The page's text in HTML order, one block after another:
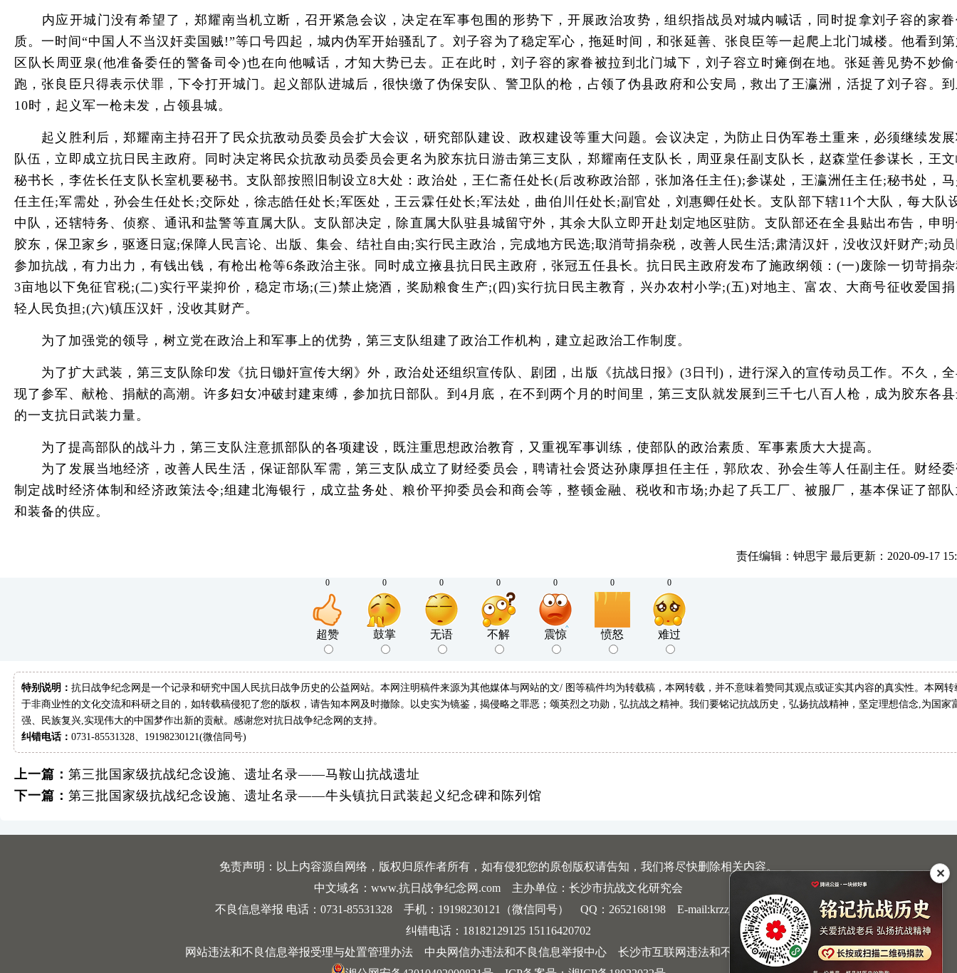
内应开城门没有希望了，郑耀南当机立断，召开紧急会议，决定在军事包围的形势下，开展政治攻势，组织指战员对城内喊话，同时捉拿刘子容的家
质。一时间“中国人不当汉奸卖国贼!”等口号四起，城内伪军开始骚乱了。刘子容为了稳定军心，拖延时间，和张延善、张良臣等一起爬上北门城楼。他看到
区队长周亚泉(他准备委任的警备司令)也在向他喊话，才知大势已去。正在此时，刘子容的家眷被拉到北门城下，刘子容立时瘫倒在地。张延善见势不妙
跑，张良臣只得表示伏罪，下令打开城门。起义部队进城后，很快缴了伪保安队、警卫队的枪，占领了伪县政府和公安局，救出了王瀛洲，活捉了刘子容。
10时，起义军一枪未发，占领县城。
起义胜利后，郑耀南主持召开了民众抗敌动员委员会扩大会议，研究部队建设、政权建设等重大问题。会议决定，为防止日伪军卷土重来，必须继续发
队伍，立即成立抗日民主政府。同时决定将民众抗敌动员委员会更名为胶东抗日游击第三支队，郑耀南任支队长，周亚泉任副支队长，赵森堂任参谋长，王
秘书长，李佐长任支队长室机要秘书。支队部按照旧制设立8大处：政治处，王仁斋任处长(后改称政治部，张加洛任主任);参谋处，王瀛洲任主任;秘书处，
任主任;军需处，孙会生任处长;交际处，徐志皓任处长;军医处，王云霖任处长;军法处，曲伯川任处长;副官处，刘惠卿任处长。支队部下辖11个大队，每大队
中队，还辖特务、侦察、通讯和盐警等直属大队。支队部决定，除直属大队驻县城留守外，其余大队立即开赴划定地区驻防。支队部还在全县贴出布告，申
胶东，保卫家乡，驱逐日寇;保障人民言论、出版、集会、结社自由;实行民主政治，完成地方民选;取消苛捐杂税，改善人民生活;肃清汉奸，没收汉奸财产;动
参加抗战，有力出力，有钱出钱，有枪出枪等6条政治主张。同时成立掖县抗日民主政府，张冠五任县长。抗日民主政府发布了施政纲领：(一)废除一切苛捐
3亩地以下免征官税;(二)实行平粜抑价，稳定市场;(三)禁止烧酒，奖励粮食生产;(四)实行抗日民主教育，兴办农村小学;(五)对地主、富农、大商号征收爱国
轻人民负担;(六)镇压汉奸，没收其财产。
为了加强党的领导，树立党在政治上和军事上的优势，第三支队组建了政治工作机构，建立起政治工作制度。
为了扩大武装，第三支队除印发《抗日锄奸宣传大纲》外，政治处还组织宣传队、剧团，出版《抗战日报》(3日刊)，进行深入的宣传动员工作。不久，
现了参军、献枪、捐献的高潮。许多妇女冲破封建束缚，参加抗日部队。到4月底，在不到两个月的时间里，第三支队就发展到三千七八百人枪，成为胶东各
的一支抗日武装力量。
为了提高部队的战斗力，第三支队注意抓部队的各项建设，既注重思想政治教育，又重视军事训练，使部队的政治素质、军事素质大大提高。
为了发展当地经济，改善人民生活，保证部队军需，第三支队成立了财经委员会，聘请社会贤达孙康厚担任主任，郭欣农、孙会生等人任副主任。财经
制定战时经济体制和经济政策法令;组建北海银行，成立盐务处、粮价平抑委员会和商会等，整顿金融、税收和市场;办起了兵工厂、被服厂，基本保证了部
和装备的供应。
责任编辑：钟思宇 最后更新：2020-09-17
0
超赞
0
鼓掌
0
无语
0
不解
0
震惊
0
愤怒
0
难过
特别说明： 抗日战争纪念网是一个记录和研究中国人民抗日战争历史的公益网站。本网注明稿件来源为其他媒体与网站的文/ 图等稿件均为转载稿，本网转载，并不意味着赞同其观点或证实其内容的真实性。本网转
于非商业性的文化交流和科研之目的，如转载稿侵犯了您的版权，请告知本网及时撤除。以史实为镜鉴，揭侵略之罪恶；颂英烈之功勋，弘抗战之精神。我们要铭记抗战历史，弘扬抗战精神，坚定理想信念,为国家
强、民族复兴,实现伟大的中国梦作出新的贡献。感谢您对抗日战争纪念网的支持。
纠错电话： 0731-85531328、19198230121(微信同号)
上一篇： 第三批国家级抗战纪念设施、遗址名录——马鞍山抗战遗址
下一篇： 第三批国家级抗战纪念设施、遗址名录——牛头镇抗日武装起义纪念碑和陈列馆
免责声明：以上内容源自网络，版权归原作者所有，如有侵犯您的原创版权请告知，我们将尽快删除相关内容。
中文域名：www.抗日战争纪念网.com 主办单位：长沙市抗战文化研究会
不良信息举报 电话：0731-85531328 手机：19198230121（微信同号） QQ：2652168198 E-mail:krzzjn@qq.com
纠错电话：18182129125 15116420702
网站违法和不良信息举报受理与处置管理办法
中央网信办违法和不良信息举报中心
长沙市互联网违法和不良信息举报中心
✕